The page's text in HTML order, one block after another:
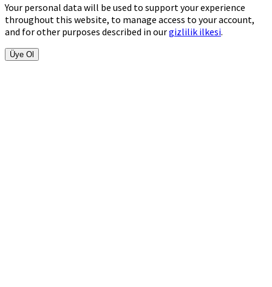
Your personal data will be used to support your experience
throughout this website, to manage access to your account,
and for other purposes described in ourgizlilik ilkesi.
Üye Ol